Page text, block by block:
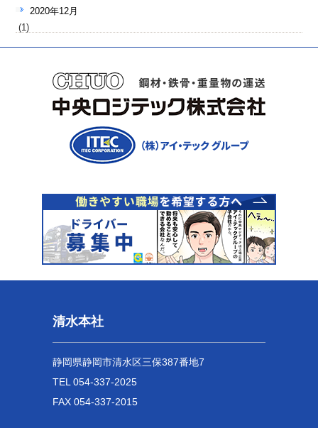
2020年12月
(1)
清水本社
静岡県静岡市清水区三保387番地7
TEL 054-337-2025
FAX 054-337-2015